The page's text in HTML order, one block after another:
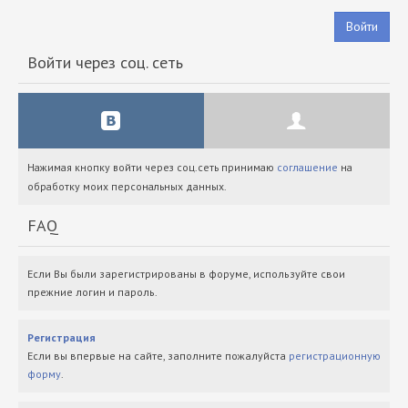
Войти
Войти через соц. сеть
Нажимая кнопку войти через соц.сеть принимаю соглашение на
обработку моих персональных данных.
FAQ
Если Вы были зарегистрированы в форуме, используйте свои
прежние логин и пароль.
Регистрация
Если вы впервые на сайте, заполните пожалуйста регистрационную
форму.